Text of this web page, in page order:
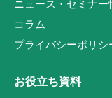
ニュース・セミナー
コラム
プライバシーポリシ
お役立ち資料